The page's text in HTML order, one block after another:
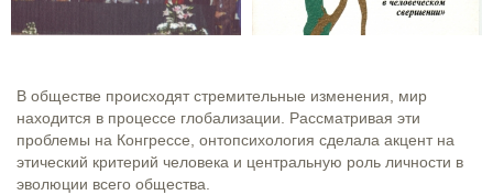
В обществе происходят стремительные изменения, мир
находится в процессе глобализации. Рассматривая эти
проблемы на Конгрессе, онтопсихология сделала акцент на
этический критерий человека и центральную роль личности в
эволюции всего общества.